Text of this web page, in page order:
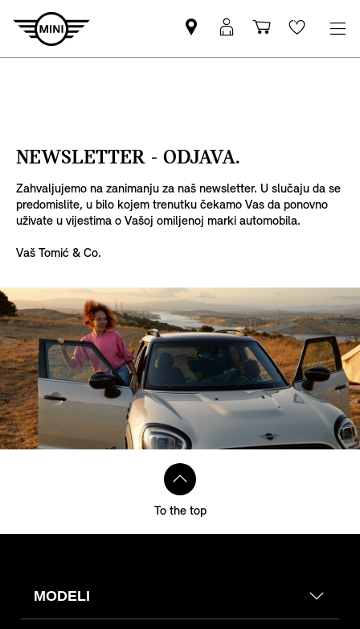
Pronađite
MINI
MyMini
prijava
KošaricaWishlist
NEWSLETTER - ODJAVA.
Zahvaljujemo na zanimanju za naš newsletter. U slučaju da se
predomislite, u bilo kojem trenutku čekamo Vas da ponovno
uživate u vijestima o Vašoj omiljenoj marki automobila.
Vaš Tomić & Co.
To the top
MODELI